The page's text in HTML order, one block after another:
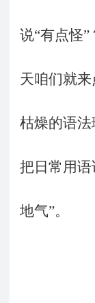
说“有点怪
天咱们就
枯燥的语
把日常用
地气”。